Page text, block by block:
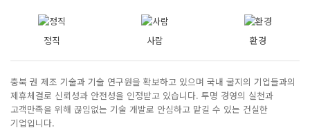
정직 사람 환경
충북 권 제조 기술과 기술 연구원을 확보하고 있으며 국내 굴지의 기업들과의
제휴체결로 신뢰성과 안전성을 인정받고 있습니다. 투명 경영의 실천과
고객만족을 위해 끊임없는 기술 개발로 안심하고 맡길 수 있는 건실한
기업입니다.